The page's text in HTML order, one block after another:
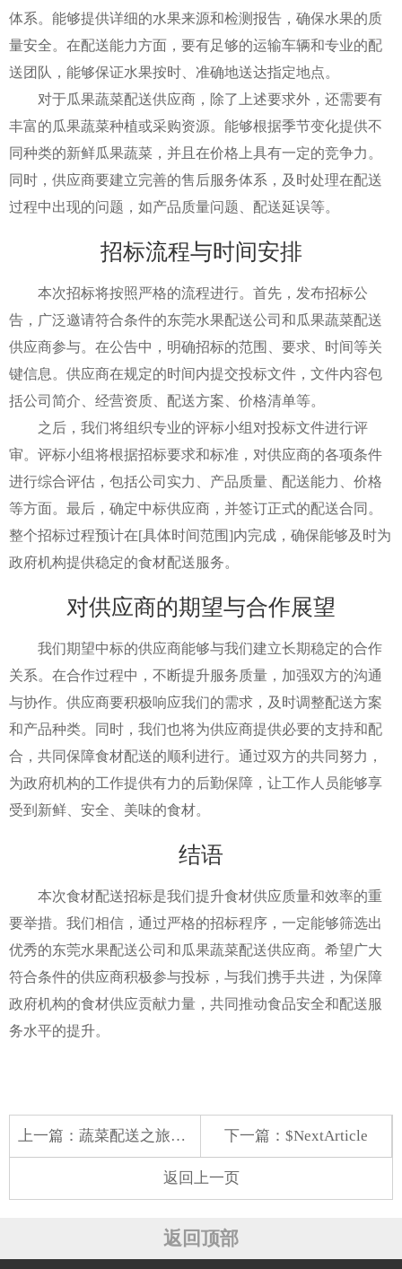
体系。能够提供详细的水果来源和检测报告，确保水果的质
量安全。在配送能力方面，要有足够的运输车辆和专业的配
送团队，能够保证水果按时、准确地送达指定地点。
对于瓜果蔬菜配送供应商，除了上述要求外，还需要有
丰富的瓜果蔬菜种植或采购资源。能够根据季节变化提供不
同种类的新鲜瓜果蔬菜，并且在价格上具有一定的竞争力。
同时，供应商要建立完善的售后服务体系，及时处理在配送
过程中出现的问题，如产品质量问题、配送延误等。
招标流程与时间安排
本次招标将按照严格的流程进行。首先，发布招标公
告，广泛邀请符合条件的东莞水果配送公司和瓜果蔬菜配送
供应商参与。在公告中，明确招标的范围、要求、时间等关
键信息。供应商在规定的时间内提交投标文件，文件内容包
括公司简介、经营资质、配送方案、价格清单等。
之后，我们将组织专业的评标小组对投标文件进行评
审。评标小组将根据招标要求和标准，对供应商的各项条件
进行综合评估，包括公司实力、产品质量、配送能力、价格
等方面。最后，确定中标供应商，并签订正式的配送合同。
整个招标过程预计在[具体时间范围]内完成，确保能够及时为
政府机构提供稳定的食材配送服务。
对供应商的期望与合作展望
我们期望中标的供应商能够与我们建立长期稳定的合作
关系。在合作过程中，不断提升服务质量，加强双方的沟通
与协作。供应商要积极响应我们的需求，及时调整配送方案
和产品种类。同时，我们也将为供应商提供必要的支持和配
合，共同保障食材配送的顺利进行。通过双方的共同努力，
为政府机构的工作提供有力的后勤保障，让工作人员能够享
受到新鲜、安全、美味的食材。
结语
本次食材配送招标是我们提升食材供应质量和效率的重
要举措。我们相信，通过严格的招标程序，一定能够筛选出
优秀的东莞水果配送公司和瓜果蔬菜配送供应商。希望广大
符合条件的供应商积极参与投标，与我们携手共进，为保障
政府机构的食材供应贡献力量，共同推动食品安全和配送服
务水平的提升。
上一篇： 蔬菜配送之旅：连接供需的桥梁 下一篇：$NextArticle
返回上一页
返回顶部